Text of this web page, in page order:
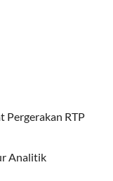
Pergerakan RTP
Analitik